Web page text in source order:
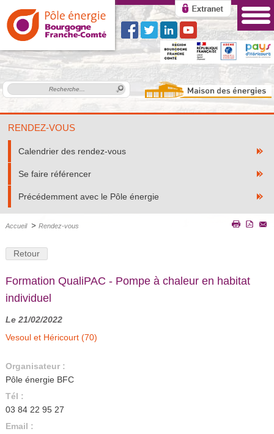
RENDEZ-VOUS
Calendrier des rendez-vous
Se faire référencer
Précédemment avec le Pôle énergie
Accueil > Rendez-vous
Retour
Formation QualiPAC - Pompe à chaleur en habitat
individuel
Le 21/02/2022
Vesoul et Héricourt (70)
Organisateur :
Pôle énergie BFC
Tél :
03 84 22 95 27
Email :